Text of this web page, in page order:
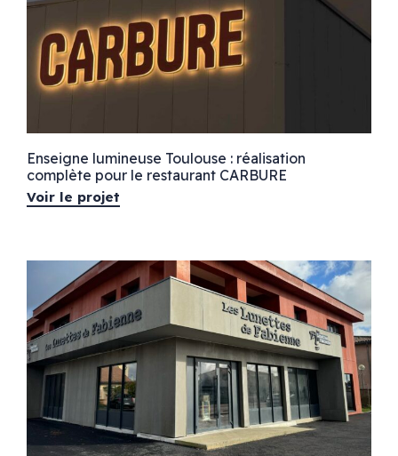
Enseigne lumineuse Toulouse : réalisation
complète pour le restaurant CARBURE
Voir le projet